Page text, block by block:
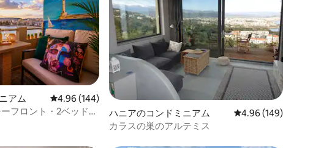
の平均評価
アム レビュー144件、5つ星中4.96つ星の平均評価
4.96 (144)
フロント・2ベッドル
ハニアのコンドミニアム レビュー149件、5つ
4.96 (149)
カラスの巣のアルテミス